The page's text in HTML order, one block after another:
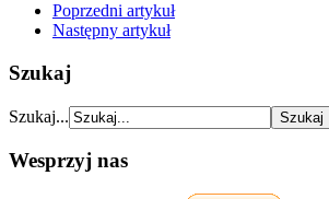
Poprzedni artykuł
Następny artykuł
Szukaj
Szukaj...
Wesprzyj nas